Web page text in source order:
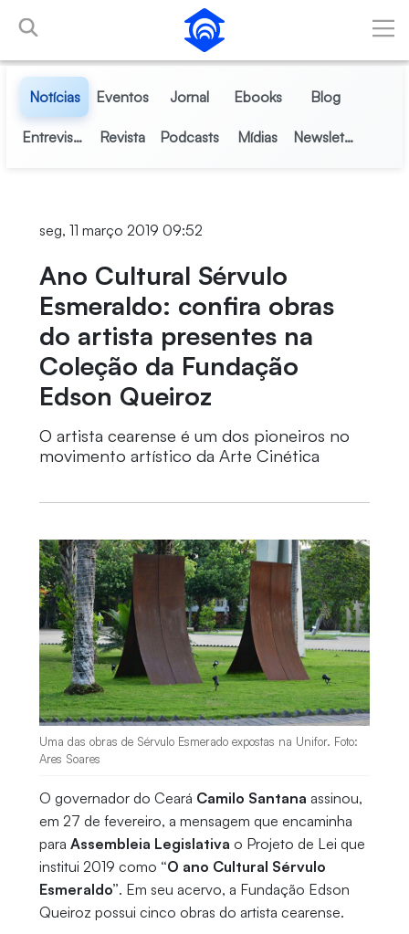
Pular para o Conteúdo principal
Notícias Eventos Jornal Ebooks Blog
Entrevistas Revista Podcasts Mídias Newsletter
seg, 11 março 2019 09:52
Ano Cultural Sérvulo
Esmeraldo: confira obras
do artista presentes na
Coleção da Fundação
Edson Queiroz
O artista cearense é um dos pioneiros no
movimento artístico da Arte Cinética
Uma das obras de Sérvulo Esmerado expostas na Unifor. Foto:
Ares Soares
O governador do Ceará Camilo Santana assinou,
em 27 de fevereiro, a mensagem que encaminha
para Assembleia Legislativa o Projeto de Lei que
institui 2019 como “O ano Cultural Sérvulo
Esmeraldo”. Em seu acervo, a Fundação Edson
Queiroz possui cinco obras do artista cearense.